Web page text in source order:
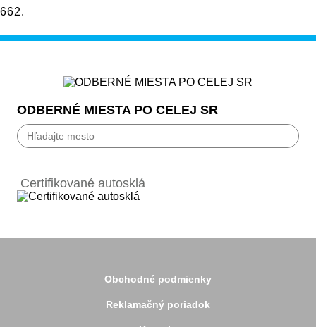
662.
ODBERNÉ MIESTA PO CELEJ SR
Bardejov
Beluša
Čadca
Certifikované autosklá
Obchodné podmienky
Reklamačný poriadok